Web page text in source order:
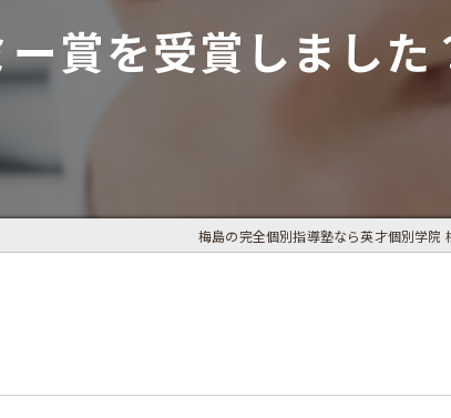
ー賞を受賞しました
梅島の完全個別指導塾なら英才個別学院